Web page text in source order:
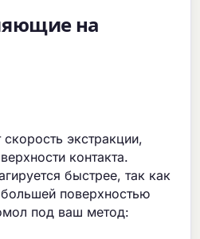
на
экстракции,
контакта.
быстрее, так как
большей поверхностью
под ваш метод: